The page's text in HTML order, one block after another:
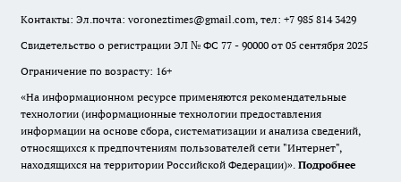
Контакты: Эл.почта: voroneztimes@gmail.com, тел: +7 985 814 3429
Свидетельство о регистрации ЭЛ № ФС 77 - 90000 от 05 сентября 2025
Ограничение по возрасту: 16+
«На информационном ресурсе применяются рекомендательные
технологии (информационные технологии предоставления
информации на основе сбора, систематизации и анализа сведений,
относящихся к предпочтениям пользователей сети "Интернет",
находящихся на территории Российской Федерации)». Подробнее